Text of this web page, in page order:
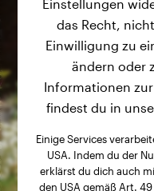
Einstellungen
das Recht,
Einwilligung zu
ändern oder
Informationen
findest du in
Einige Services
USA. Indem du der
erklärst du dich auch
den USA gemäß Art.